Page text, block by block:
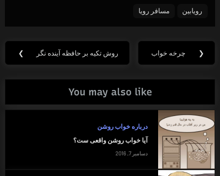
رویابین مسافر رویا
راهبری
نوشته
❮
Previous
چرخه خواب
Next
روش تکیه بر حافظه آینده نگر ❯
You may also like
درباره خواب روشن
آیا خواب روشن واقعی ست؟
دسامبر 7, 2016